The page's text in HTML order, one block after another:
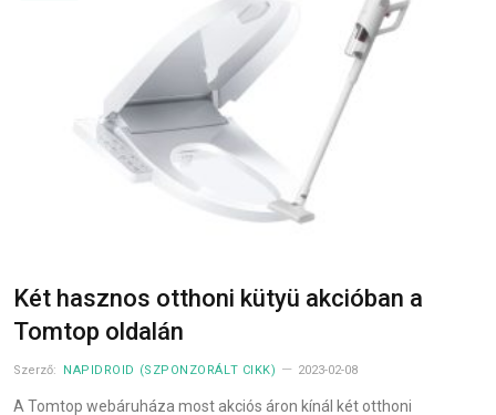
Két hasznos otthoni kütyü akcióban a
Tomtop oldalán
Szerző: NAPIDROID (SZPONZORÁLT CIKK) 2023-02-08
A Tomtop webáruháza most akciós áron kínál két otthoni